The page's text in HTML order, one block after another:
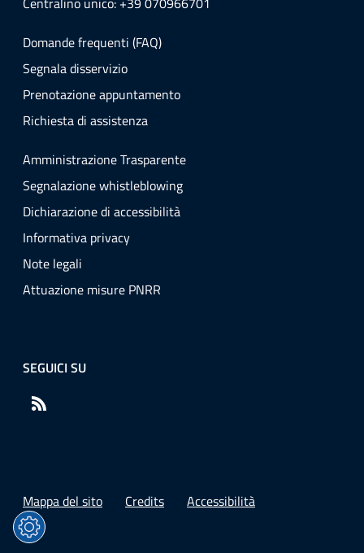
Domande frequenti (FAQ)
Segnala disservizio
Prenotazione appuntamento
Richiesta di assistenza
Amministrazione Trasparente
Segnalazione whistleblowing
Dichiarazione di accessibilità
Informativa privacy
Note legali
Attuazione misure PNRR
SEGUICI SU
Mappa del sito Credits Accessibilità